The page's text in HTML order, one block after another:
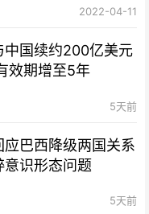
2022-04-11
中国续约200亿美元
效期增至5年
5天前
应巴西降级两国关系
意识形态问题
5天前